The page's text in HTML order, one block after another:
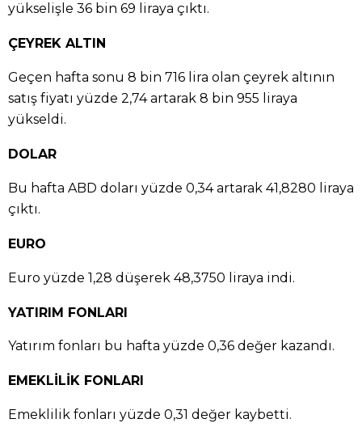
yükselişle 36 bin 69 liraya çıktı.
ÇEYREK ALTIN
Geçen hafta sonu 8 bin 716 lira olan çeyrek altının
satış fiyatı yüzde 2,74 artarak 8 bin 955 liraya
yükseldi.
DOLAR
Bu hafta ABD doları yüzde 0,34 artarak 41,8280 liraya
çıktı.
EURO
Euro yüzde 1,28 düşerek 48,3750 liraya indi.
YATIRIM FONLARI
Yatırım fonları bu hafta yüzde 0,36 değer kazandı.
EMEKLİLİK FONLARI
Emeklilik fonları yüzde 0,31 değer kaybetti.